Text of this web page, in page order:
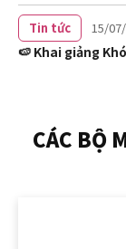
Tin tức 15/
🍉 Khai giảng
CÁC BỘ